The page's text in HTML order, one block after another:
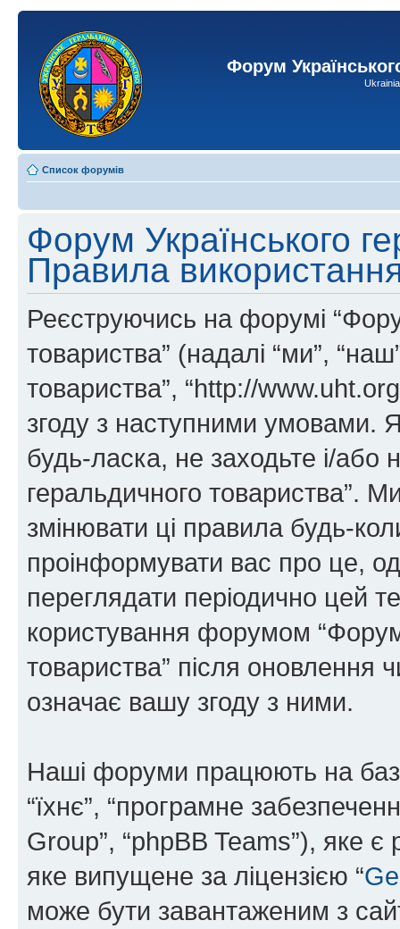
Форум
Список форумів
Форум Українського
Правила
Реєструючись на форумі
товариства” (надалі “ми”,
товариства”, “http://
згоду з наступними умовами.
будь-ласка, не заходьте і/або
геральдичного товариства”.
змінювати ці правила будь-
проінформувати вас про це,
переглядати періодично цей
користування форумом
товариства” після оновлення
означає вашу згоду з ними.
Наші форуми працюють на
“їхнє”, “програмне
Group”, “phpBB Teams”), яке
яке випущене за ліцензією “
може бути завантаженим з